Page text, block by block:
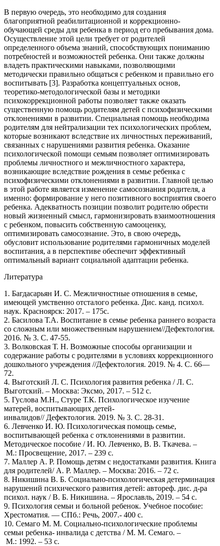
В первую очередь, это необходимо для создания
благоприятной реабилитационной и коррекционно-
обучающей среды для ребенка в период его пребывания дома.
Осуществление этой цели требует от родителей
определенного объема знаний, способствующих пониманию
потребностей и возможностей ребенка. Они также должны
владеть практическими навыками, позволяющими
методически правильно общаться с ребенком и правильно его
воспитывать [3]. Разработка концептуальных основ,
теоретико-методологической базы и методики
психокоррекционной работы позволяет также оказать
существенную помощь родителям детей с психофизическими
отклонениями в развитии. Специальная помощь необходима
родителям для нейтрализации тех психологических проблем,
которые возникают вследствие их личностных переживаний,
связанных с нарушениями развития ребенка. Оказание
психологической помощи семьям позволяет оптимизировать
проблемы личностного и межличностного характера,
возникающие вследствие рождения в семье ребенка с
психофизическими отклонениями в развитии. Главной целью
в этой работе является изменение самосознания родителя, а
именно: формирование у него позитивного восприятия своего
ребенка. Адекватность позиции позволит родителю обрести
новый жизненный смысл, гармонизировать взаимоотношения
с ребенком, повысить собственную самооценку,
оптимизировать самосознание. Это, в свою очередь,
обусловит использование родителями гармоничных моделей
воспитания, а в перспективе обеспечит эффективный
оптимальный вариант социальной адаптации ребенка.
Литература
1. Багдасарьян И. С. Межличностные отношения в семье,
имеющей умственно отсталого ребенка. Дис. канд. психол.
наук. Красноярск: 2017. – 175с.
2. Басилова Т.А. Воспитание в семье ребенка раннего возраста
со сложным или множественным нарушением//Дефектология.
2016. № 3. С. 47-55.
3. Волковская Т. Н. Возможные способы организации и
содержание работы с родителями в условиях коррекционного
дошкольного учреждения //Дефектология. 2019. № 4. С. 66—
72.
4. Выготский Л. С. Психология развития ребенка / Л. С.
Выготский. – Москва: Эксмо, 2017. – 512 с.
5. Гуслова М.Н., Стуре Т.К. Психологическое изучение
матерей, воспитывающих детей-
инвалидов// Дефектология. 2019. № 3. С. 28-31.
6. Левченко И. Ю. Психологическая помощь семье,
воспитывающей ребенка с отклонениями в развитии.
Методическое пособие / И. Ю. Левченко, В. В. Ткачева. –
М.: Просвещение, 2017. – 239 с.
7. Маллер А. Р. Помощь детям с недостатками развития. Книга
для родителей/ А. Р. Маллер. – Москва: 2016. – 72 с.
8. Никишина В. Б. Социально-психологическая детерминация
нарушений психического развития детей: автореф. дис. д-ра
психол. наук / В. Б. Никишина. – Ярославль, 2019. – 54 с.
9. Психология семьи и больной ребенок. Учебное пособие:
Хрестоматия. — СПб.: Речь, 2007.- 400 с.
10. Семаго М. М. Социально-психологические проблемы
семьи ребенка- инвалида с детства / М. М. Семаго. –
М.: 1992. – 53 с.